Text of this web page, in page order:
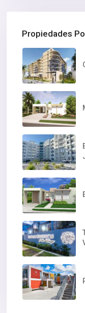
Propiedades